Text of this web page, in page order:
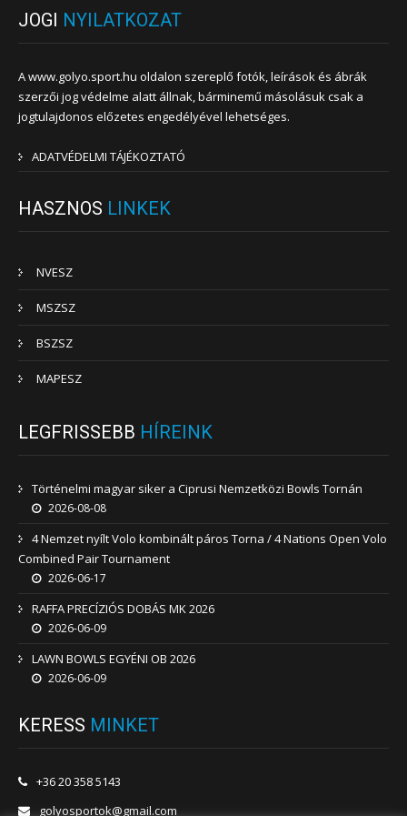
JOGI NYILATKOZAT
A www.golyo.sport.hu oldalon szereplő fotók, leírások és ábrák
szerzői jog védelme alatt állnak, bárminemű másolásuk csak a
jogtulajdonos előzetes engedélyével lehetséges.
ADATVÉDELMI TÁJÉKOZTATÓ
HASZNOS LINKEK
NVESZ
MSZSZ
BSZSZ
MAPESZ
LEGFRISSEBB HÍREINK
Történelmi magyar siker a Ciprusi Nemzetközi Bowls Tornán
2026-08-08
4 Nemzet nyílt Volo kombinált páros Torna / 4 Nations Open Volo
Combined Pair Tournament
2026-06-17
RAFFA PRECÍZIÓS DOBÁS MK 2026
2026-06-09
LAWN BOWLS EGYÉNI OB 2026
2026-06-09
KERESS MINKET
+36 20 358 5143
golyosportok@gmail.com